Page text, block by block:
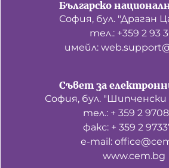
Българско
София, бул. "Драган
тел.: +359 2 93
имейл:
Съвет за
София, бул. "Шипченски
тел.: + 359 2
факс: + 359 2
е-mail:
www.cem.bg